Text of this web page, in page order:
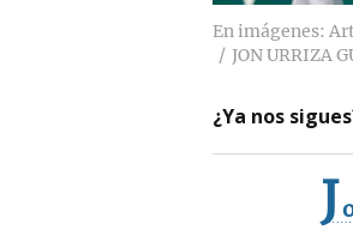
En imágenes:
JON URRIZA
¿Ya nos
J